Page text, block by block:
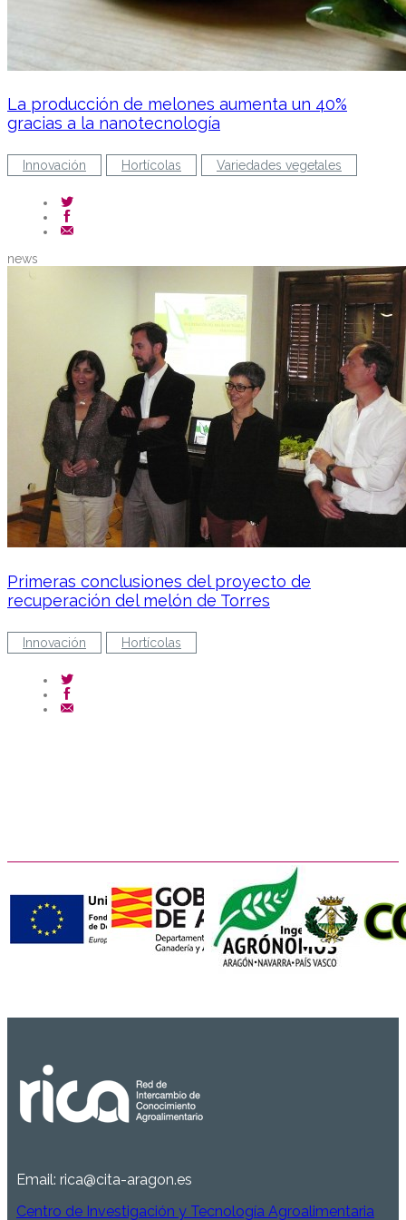
La producción de melones aumenta un 40%
gracias a la nanotecnología
Innovación Hortícolas Variedades vegetales
news
Primeras conclusiones del proyecto de
recuperación del melón de Torres
Innovación Hortícolas
Email: rica@cita-aragon.es
Centro de Investigación y Tecnología Agroalimentaria